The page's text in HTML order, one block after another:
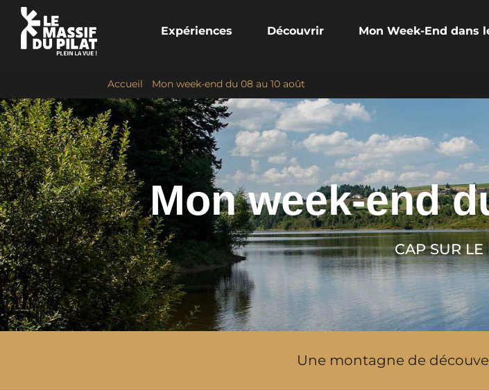
Expériences Découvrir Mon Week-End dans
Accueil Mon week-end du 08 au 10 août
Mon week-end
CAP SUR LE
Une montagne de